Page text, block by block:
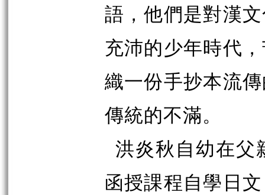
語，他們是對漢
充沛的少年時代
織一份手抄本流
傳統的不滿。
洪炎秋自幼在父
函授課程自學日